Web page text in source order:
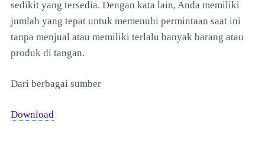
sedikit yang tersedia. Dengan kata lain, Anda memiliki
jumlah yang tepat untuk memenuhi permintaan saat ini
tanpa menjual atau memiliki terlalu banyak barang atau
produk di tangan.
Dari berbagai sumber
Download